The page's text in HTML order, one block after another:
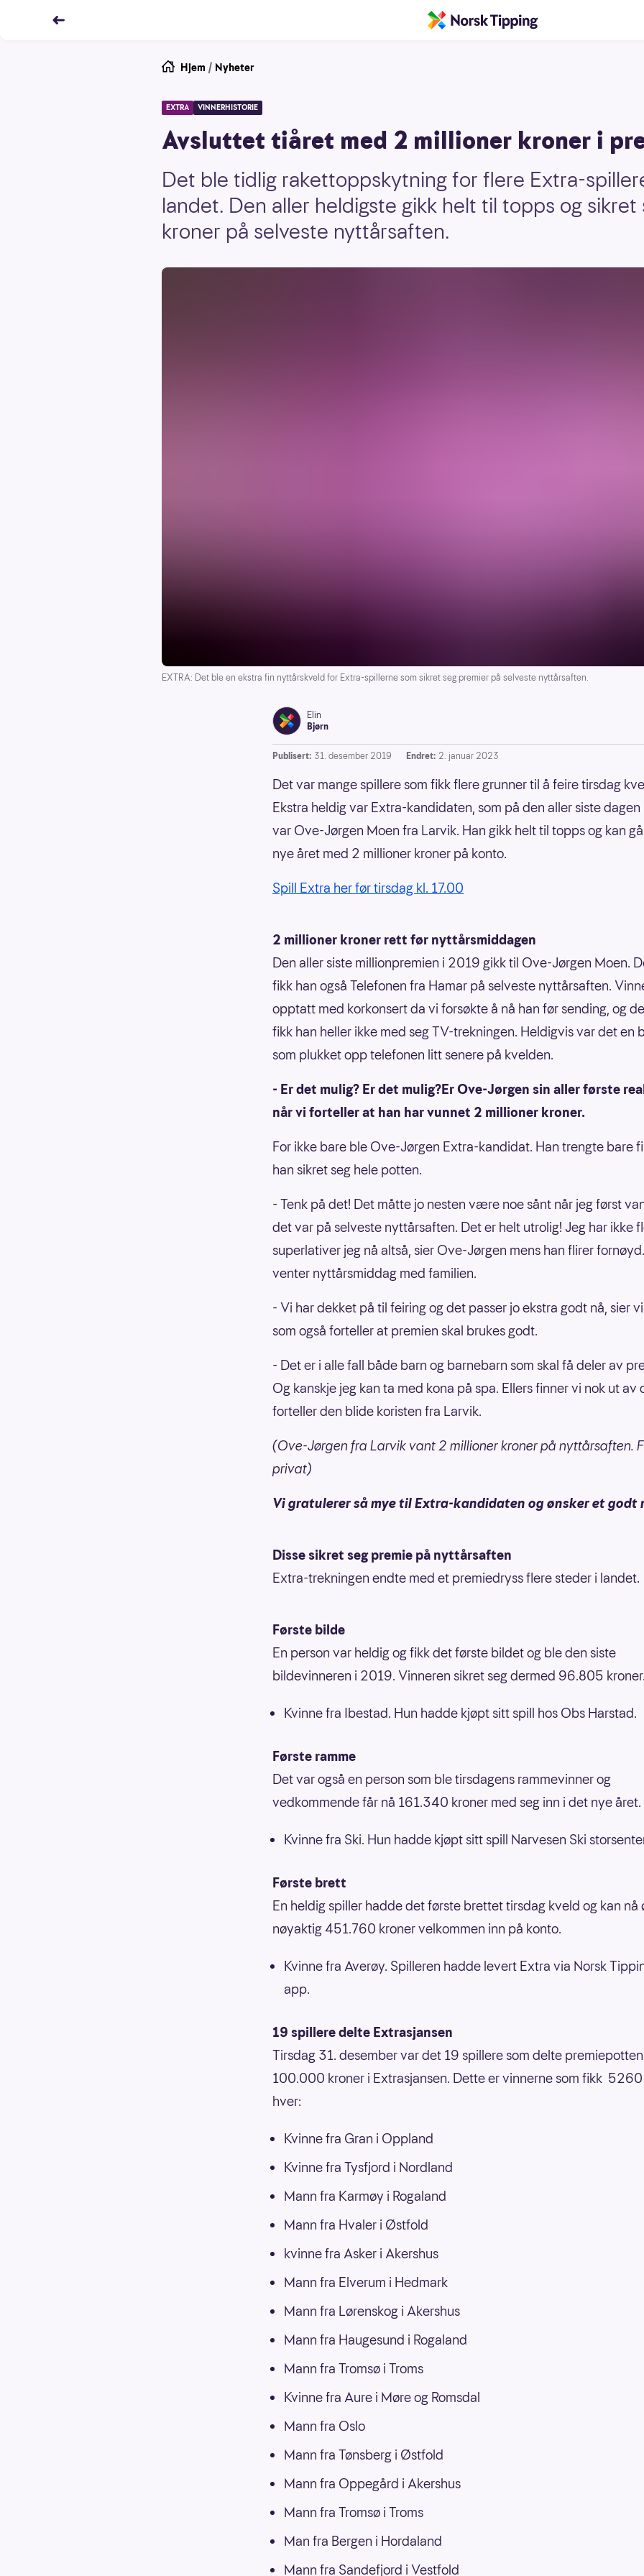
Hjem / Nyheter
EXTRA VINNERHISTORIE
Avsluttet tiåret med 2 millioner kroner i
Det ble tidlig rakettoppskytning for flere Extra-
landet. Den aller heldigste gikk helt til topps og sikret
kroner på selveste nyttårsaften.
EXTRA: Det ble en ekstra fin nyttårskveld for Extra-spillerne som sikret seg premier på selveste nyttårsaften.
Elin
Bjørn
Publisert: 31. desember 2019 Endret: 2. januar 2023
Det var mange spillere som fikk flere grunner til å feire tirsdag
Ekstra heldig var Extra-kandidaten, som på den aller siste
var Ove-Jørgen Moen fra Larvik. Han gikk helt til topps og kan
nye året med 2 millioner kroner på konto.
Spill Extra her før tirsdag kl. 17.00
2 millioner kroner rett før nyttårsmiddagen
Den aller siste millionpremien i 2019 gikk til Ove-Jørgen Moen.
fikk han også Telefonen fra Hamar på selveste nyttårsaften.
opptatt med korkonsert da vi forsøkte å nå han før sending, og
fikk han heller ikke med seg TV-trekningen. Heldigvis var det en
som plukket opp telefonen litt senere på kvelden.
- Er det mulig? Er det mulig?Er Ove-Jørgen sin aller første
når vi forteller at han har vunnet 2 millioner kroner.
For ikke bare ble Ove-Jørgen Extra-kandidat. Han trengte bare
han sikret seg hele potten.
- Tenk på det! Det måtte jo nesten være noe sånt når jeg først
det var på selveste nyttårsaften. Det er helt utrolig! Jeg har ikke
superlativer jeg nå altså, sier Ove-Jørgen mens han flirer
venter nyttårsmiddag med familien.
- Vi har dekket på til feiring og det passer jo ekstra godt nå, sier
som også forteller at premien skal brukes godt.
- Det er i alle fall både barn og barnebarn som skal få deler av
Og kanskje jeg kan ta med kona på spa. Ellers finner vi nok ut av
forteller den blide koristen fra Larvik.
(Ove-Jørgen fra Larvik vant 2 millioner kroner på nyttårsaften.
privat)
Vi gratulerer så mye til Extra-kandidaten og ønsker et godt
Disse sikret seg premie på nyttårsaften
Extra-trekningen endte med et premiedryss flere steder i landet.
Første bilde
En person var heldig og fikk det første bildet og ble den siste
bildevinneren i 2019. Vinneren sikret seg dermed 96.805 kroner.
Kvinne fra Ibestad. Hun hadde kjøpt sitt spill hos Obs Harstad.
Første ramme
Det var også en person som ble tirsdagens rammevinner og
vedkommende får nå 161.340 kroner med seg inn i det nye året.
Kvinne fra Ski. Hun hadde kjøpt sitt spill Narvesen Ski
Første brett
En heldig spiller hadde det første brettet tirsdag kveld og kan nå
nøyaktig 451.760 kroner velkommen inn på konto.
Kvinne fra Averøy. Spilleren hadde levert Extra via Norsk
app.
19 spillere delte Extrasjansen
Tirsdag 31. desember var det 19 spillere som delte
100.000 kroner i Extrasjansen. Dette er vinnerne som fikk
hver:
Kvinne fra Gran i Oppland
Kvinne fra Tysfjord i Nordland
Mann fra Karmøy i Rogaland
Mann fra Hvaler i Østfold
kvinne fra Asker i Akershus
Mann fra Elverum i Hedmark
Mann fra Lørenskog i Akershus
Mann fra Haugesund i Rogaland
Mann fra Tromsø i Troms
Kvinne fra Aure i Møre og Romsdal
Mann fra Oslo
Mann fra Tønsberg i Østfold
Mann fra Oppegård i Akershus
Mann fra Tromsø i Troms
Man fra Bergen i Hordaland
Mann fra Sandefjord i Vestfold